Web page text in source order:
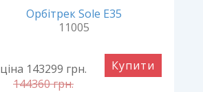
Орбітрек Sole E35
11005
ціна 143299 грн.
144360грн.
Купити